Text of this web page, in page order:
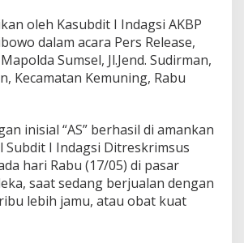
E
d
a
r
D
m
a
k
a
n
oleh Kasubdit I Indagsi AKBP
dalam acara Pers Release,
Sumsel, Jl.Jend. Sudirman,
Kecamatan Kemuning, Rabu
inisial “AS” berhasil di amankan
Subdit I Indagsi Ditreskrimsus
hari Rabu (17/05) di pasar
saat sedang berjualan dengan
lebih jamu, atau obat kuat